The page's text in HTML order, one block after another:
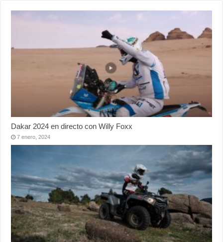
Dakar 2024 en directo con Willy Foxx
7 enero, 2024